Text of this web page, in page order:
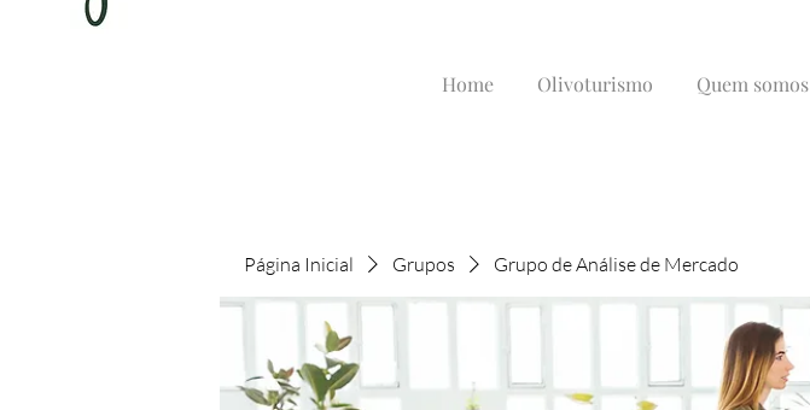
Página Inicial Grupos Grupo de Análise de Mercado
Home Olivoturismo Quem somos